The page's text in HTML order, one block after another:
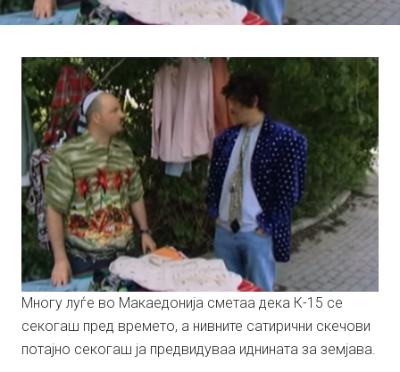
Многу луѓе во Макаедонија сметаа дека К-15 се
секогаш пред времето, а нивните сатирични скечови
потајно секогаш ја предвидуваа иднината за земјава.